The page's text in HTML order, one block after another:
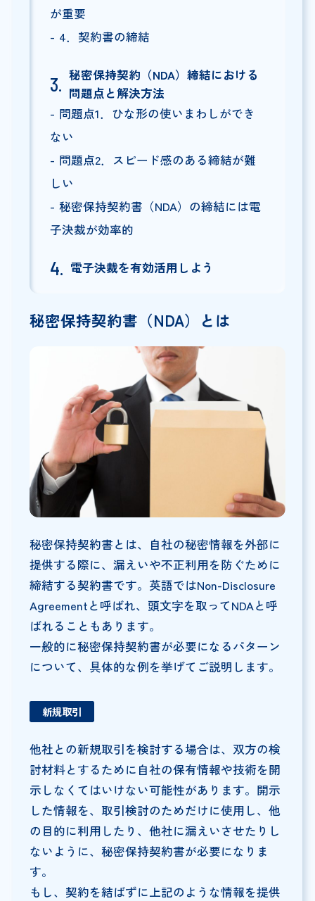
が重要
4．契約書の締結
秘密保持契約（NDA）締結における
問題点と解決方法
問題点1．ひな形の使いまわしができ
ない
問題点2．スピード感のある締結が難
しい
秘密保持契約書（NDA）の締結には電
子決裁が効率的
電子決裁を有効活用しよう
秘密保持契約書（NDA）とは
秘密保持契約書とは、自社の秘密情報を外部に
提供する際に、漏えいや不正利用を防ぐために
締結する契約書です。英語ではNon-Disclosure
Agreementと呼ばれ、頭文字を取ってNDAと呼
ばれることもあります。
一般的に秘密保持契約書が必要になるパターン
について、具体的な例を挙げてご説明します。
新規取引
他社との新規取引を検討する場合は、双方の検
討材料とするために自社の保有情報や技術を開
示しなくてはいけない可能性があります。開示
した情報を、取引検討のためだけに使用し、他
の目的に利用したり、他社に漏えいさせたりし
ないように、秘密保持契約書が必要になりま
す。
もし、契約を結ばずに上記のような情報を提供